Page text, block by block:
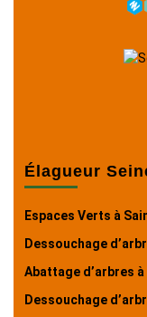
Élagueur
Espaces Verts à
Dessouchage
Abattage d’arbres
Dessouchage